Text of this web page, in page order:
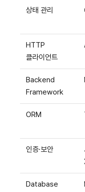
상태 관리
HTTP
클라이언트
Backend
Framework
ORM
인증·보안
Database